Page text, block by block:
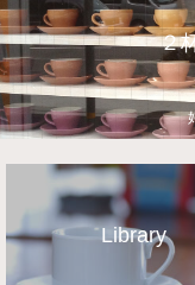
２
Library